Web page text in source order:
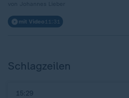
mit Video 11:31
Schlagzeilen
15:29